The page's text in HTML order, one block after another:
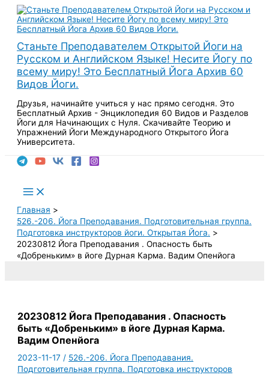
Перейти
содержимому
Станьте Преподавателем Открытой Йоги на
Русском и Английском Языке! Несите Йогу по
всему миру! Это Бесплатный Йога Архив 60
Видов Йоги.
Друзья, начинайте учиться у нас прямо сегодня. Это
Бесплатный Архив - Энциклопедия 60 Видов и Разделов
Йоги для Начинающих с Нуля. Скачивайте Теорию и
Упражнений Йоги Международного Открытого Йога
Университета.
Main
Menu
Главная
526.-206. Йога Преподавания. Подготовительная группа.
Подготовка инструкторов йоги. Открытая Йога.
20230812 Йога Преподавания . Опасность быть
«Добреньким» в йоге Дурная Карма. Вадим Опенйога
20230812 Йога Преподавания . Опасность
быть «Добреньким» в йоге Дурная Карма.
Вадим Опенйога
2023-11-17/ 526.-206. Йога Преподавания.
Подготовительная группа. Подготовка инструкторов